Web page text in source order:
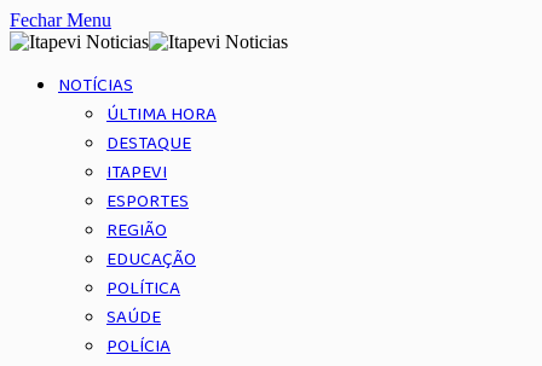
Fechar Menu
NOTÍCIAS
ÚLTIMA HORA
DESTAQUE
ITAPEVI
ESPORTES
REGIÃO
EDUCAÇÃO
POLÍTICA
SAÚDE
POLÍCIA